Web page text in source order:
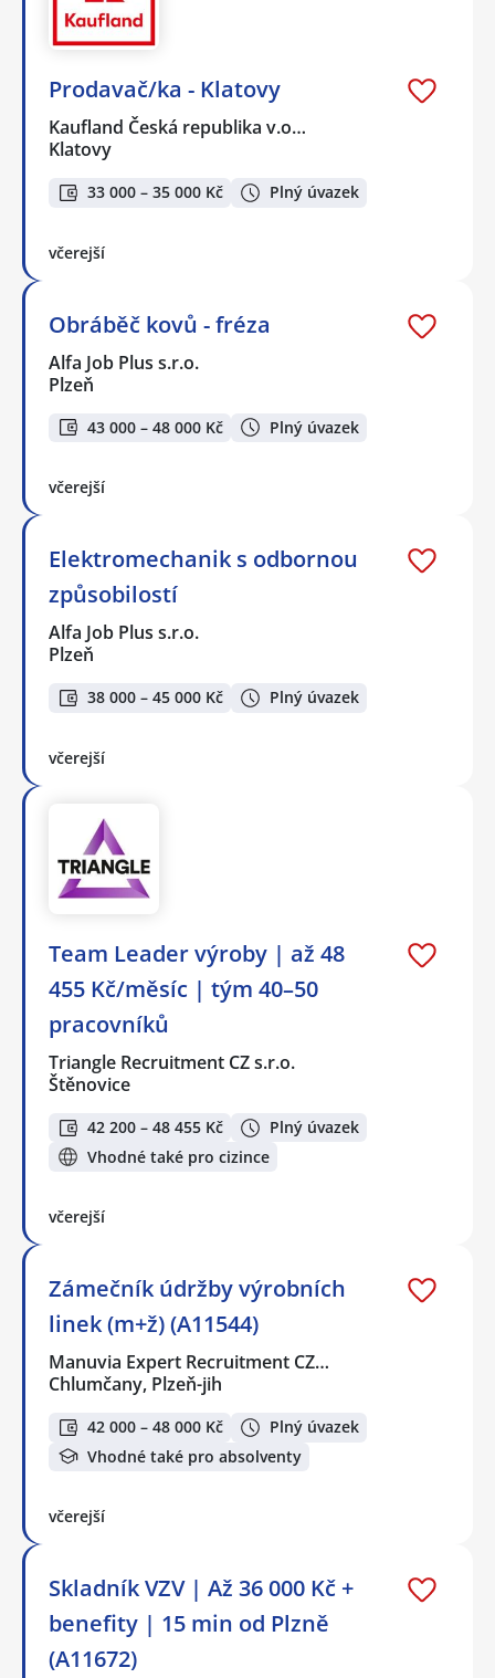
Prodavač/ka - Klatovy
Kaufland Česká republika v.o…
Klatovy
33 000 – 35 000 Kč Plný úvazek
včerejší
Obráběč kovů - fréza
Alfa Job Plus s.r.o.
Plzeň
43 000 – 48 000 Kč Plný úvazek
včerejší
Elektromechanik s odbornou
způsobilostí
Alfa Job Plus s.r.o.
Plzeň
38 000 – 45 000 Kč Plný úvazek
včerejší
Team Leader výroby | až 48
455 Kč/měsíc | tým 40–50
pracovníků
Triangle Recruitment CZ s.r.o.
Štěnovice
42 200 – 48 455 Kč
Plný úvazek
Vhodné také pro cizince
včerejší
Zámečník údržby výrobních
linek (m+ž) (A11544)
Manuvia Expert Recruitment CZ…
Chlumčany, Plzeň-jih
42 000 – 48 000 Kč
Plný úvazek
Vhodné také pro absolventy
včerejší
Skladník VZV | Až 36 000 Kč +
benefity | 15 min od Plzně
(A11672)